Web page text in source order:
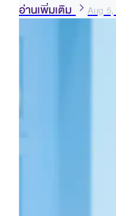
อ่านเพิ่มเติม Aug